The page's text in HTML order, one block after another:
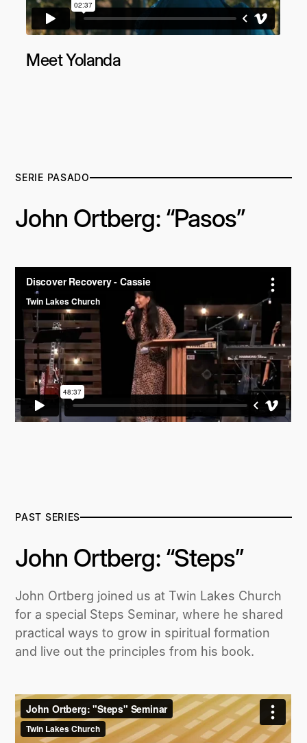
Meet Yolanda
SERIE PASADO
John Ortberg: “Pasos”
PAST SERIES
John Ortberg: “Steps”
John Ortberg joined us at Twin Lakes Church
for a special Steps Seminar, where he shared
practical ways to grow in spiritual formation
and live out the principles from his book.